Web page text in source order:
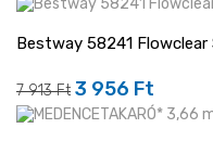
Bestway 58241
Regular
price
7 913 Ft Ár
3 956 Ft